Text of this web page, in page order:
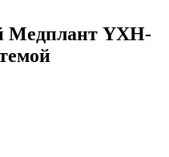
Медплант YXH-